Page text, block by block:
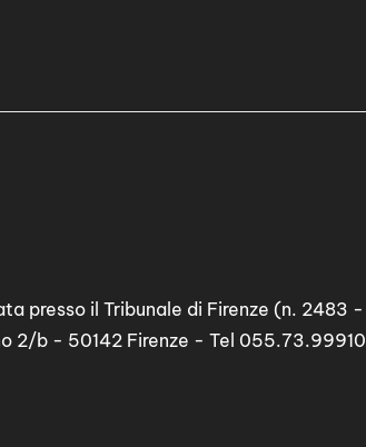
presso il Tribunale di Firenze (n. 2483 -
2/b - 50142 Firenze - Tel 055.73.99910